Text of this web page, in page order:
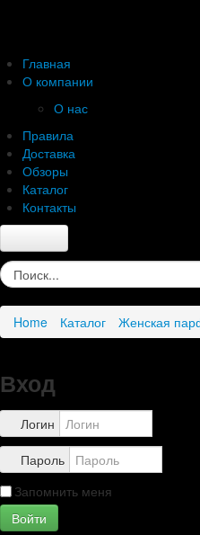
Главная
О компании
О нас
Правила
Доставка
Обзоры
Каталог
Контакты
Главная
О нас
Правила
Каталог
Home Каталог Женская
Вход
Логин
Пароль
Запомнить меня
Войти